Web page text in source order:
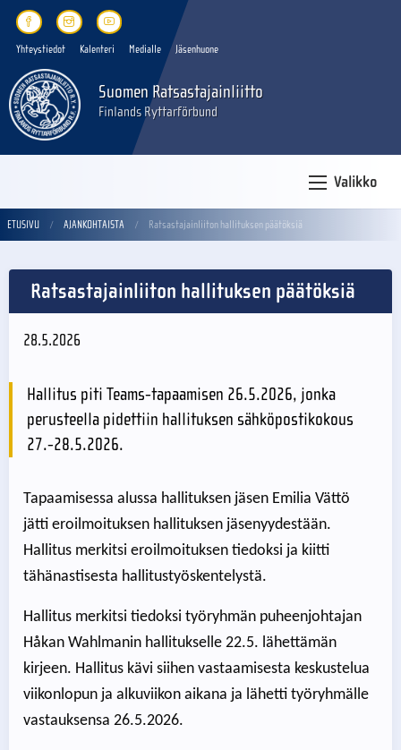
Yhteystiedot Kalenteri Medialle Jäsenhuone
Suomen Ratsastajainliitto
Finlands Ryttarförbund
Valikko
ETUSIVU AJANKOHTAISTA Ratsastajainliiton hallituksen päätöksiä
Ratsastajainliiton hallituksen päätöksiä
28.5.2026
Hallitus piti Teams-tapaamisen 26.5.2026, jonka
perusteella pidettiin hallituksen sähköpostikokous
27.-28.5.2026.
Tapaamisessa alussa hallituksen jäsen Emilia Vättö
jätti eroilmoituksen hallituksen jäsenyydestään.
Hallitus merkitsi eroilmoituksen tiedoksi ja kiitti
tähänastisesta hallitustyöskentelystä.
Hallitus merkitsi tiedoksi työryhmän puheenjohtajan
Håkan Wahlmanin hallitukselle 22.5. lähettämän
kirjeen. Hallitus kävi siihen vastaamisesta keskustelua
viikonlopun ja alkuviikon aikana ja lähetti työryhmälle
vastauksensa 26.5.2026.